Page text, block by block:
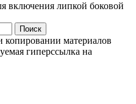
включения липкой боковой
материалов
гиперссылка на